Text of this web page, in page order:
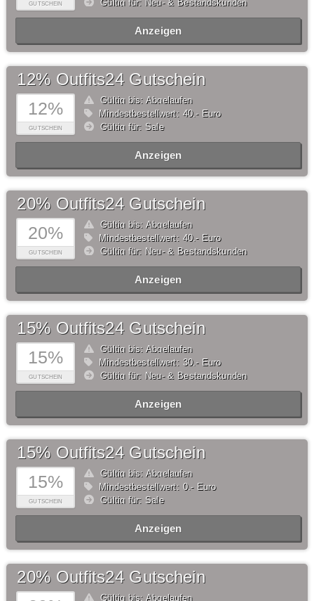
GUTSCHEIN
Gültig für: Neu- & Bestandskunden
Anzeigen
12%
GUTSCHEIN
12% Outfits24 Gutschein
Gültig bis: Abgelaufen
Mindestbestellwert: 40,- Euro
Gültig für: Sale
Anzeigen
20%
GUTSCHEIN
20% Outfits24 Gutschein
Gültig bis: Abgelaufen
Mindestbestellwert: 40,- Euro
Gültig für: Neu- & Bestandskunden
Anzeigen
15%
GUTSCHEIN
15% Outfits24 Gutschein
Gültig bis: Abgelaufen
Mindestbestellwert: 30,- Euro
Gültig für: Neu- & Bestandskunden
Anzeigen
15%
GUTSCHEIN
15% Outfits24 Gutschein
Gültig bis: Abgelaufen
Mindestbestellwert: 0,- Euro
Gültig für: Sale
Anzeigen
20% Outfits24 Gutschein
Gültig bis: Abgelaufen